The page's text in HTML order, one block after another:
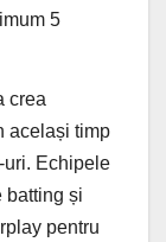
5
crea
același timp
uri. Echipele
batting și
pentru